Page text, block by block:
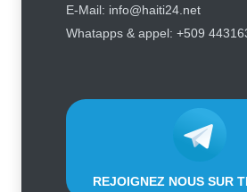
Symbole
Latortue
E-Mail: info@haiti24.net
Whatapps & appel: +509
REJOIGNEZ NOUS SUR